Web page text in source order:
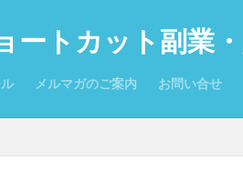
ートカット副業
メルマガのご案内 お問い合せ